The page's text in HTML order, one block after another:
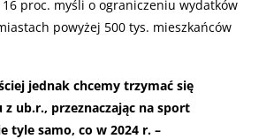
16 proc. myśli o ograniczeniu wydatków
powyżej 500 tys. mieszkańców
jednak chcemy trzymać się
z ub.r., przeznaczając na sport
tyle samo, co w 2024 r. –